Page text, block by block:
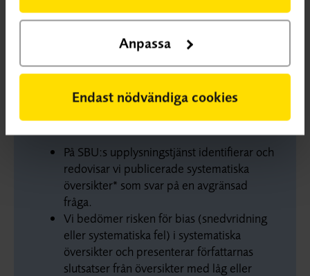
Anpassa
Endast nödvändiga cookies
har identifierats om läkemedelsbehandling för att
Om SBU:s upplysningtjänst
På SBU:s upplysningstjänst identifierar och
redovisar vi publicerade systematiska
översikter* som svar på en avgränsad
fråga.
Vi bedömer risken för bias (snedvridning
eller systematiska fel) i systematiska
översikter och presenterar författarnas
slutsatser från översikter med låg eller